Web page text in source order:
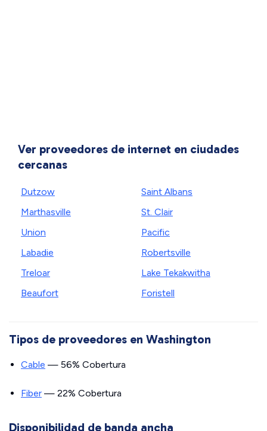
Ver proveedores de internet en ciudades
cercanas
Dutzow
Marthasville
Union
Labadie
Treloar
Beaufort
Saint Albans
St. Clair
Pacific
Robertsville
Lake Tekakwitha
Foristell
Tipos de proveedores en Washington
Cable — 56% Cobertura
Fiber — 22% Cobertura
Disponibilidad de banda ancha